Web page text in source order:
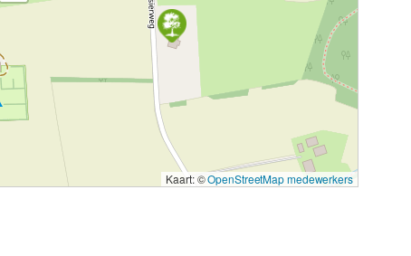
Kaart: ©OpenStreetMap medewerkers